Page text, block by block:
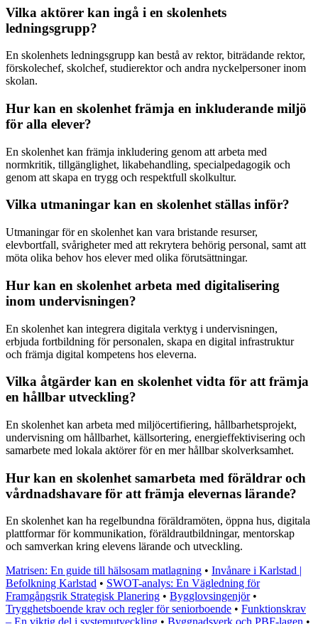
Vilka aktörer kan ingå i en skolenhets
ledningsgrupp?
En skolenhets ledningsgrupp kan bestå av rektor, biträdande rektor,
förskolechef, skolchef, studierektor och andra nyckelpersoner inom
skolan.
Hur kan en skolenhet främja en inkluderande miljö
för alla elever?
En skolenhet kan främja inkludering genom att arbeta med
normkritik, tillgänglighet, likabehandling, specialpedagogik och
genom att skapa en trygg och respektfull skolkultur.
Vilka utmaningar kan en skolenhet ställas inför?
Utmaningar för en skolenhet kan vara bristande resurser,
elevbortfall, svårigheter med att rekrytera behörig personal, samt att
möta olika behov hos elever med olika förutsättningar.
Hur kan en skolenhet arbeta med digitalisering
inom undervisningen?
En skolenhet kan integrera digitala verktyg i undervisningen,
erbjuda fortbildning för personalen, skapa en digital infrastruktur
och främja digital kompetens hos eleverna.
Vilka åtgärder kan en skolenhet vidta för att främja
en hållbar utveckling?
En skolenhet kan arbeta med miljöcertifiering, hållbarhetsprojekt,
undervisning om hållbarhet, källsortering, energieffektivisering och
samarbete med lokala aktörer för en mer hållbar skolverksamhet.
Hur kan en skolenhet samarbeta med föräldrar och
vårdnadshavare för att främja elevernas lärande?
En skolenhet kan ha regelbundna föräldramöten, öppna hus, digitala
plattformar för kommunikation, föräldrautbildningar, mentorskap
och samverkan kring elevens lärande och utveckling.
Matrisen: En guide till hälsosam matlagning • Invånare i Karlstad |
Befolkning Karlstad • SWOT-analys: En Vägledning för
Framgångsrik Strategisk Planering • Bygglovsingenjör•
Trygghetsboende krav och regler för seniorboende • Funktionskrav